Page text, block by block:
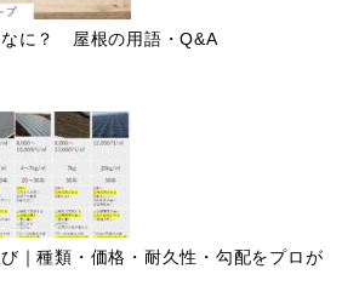
なに？ 屋根の用語・Q&A
｜種類・価格・耐久性・勾配をプロが